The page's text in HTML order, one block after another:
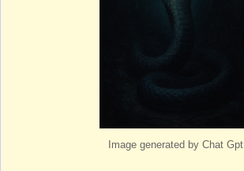
Image generated by Chat Gpt